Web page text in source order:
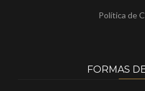
Política de
FORMAS